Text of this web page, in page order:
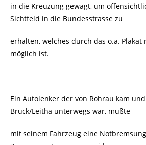
in die Kreuzung gewagt, um
Sichtfeld in die Bundesstrasse zu
erhalten, welches durch das o.a.
möglich ist.
Ein Autolenker der von Rohrau kam
Bruck/Leitha unterwegs war, mußte
mit seinem Fahrzeug eine